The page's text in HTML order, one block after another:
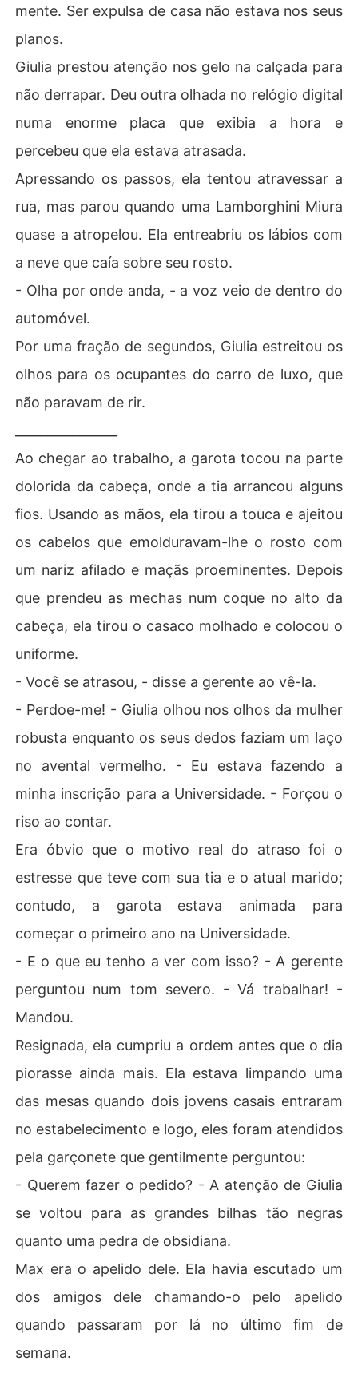
mente. Ser expulsa de casa não estava nos seus
planos.
Giulia prestou atenção nos gelo na calçada para
não derrapar. Deu outra olhada no relógio digital
numa enorme placa que exibia a hora e
percebeu que ela estava atrasada.
Apressando os passos, ela tentou atravessar a
rua, mas parou quando uma Lamborghini Miura
quase a atropelou. Ela entreabriu os lábios com
a neve que caía sobre seu rosto.
- Olha por onde anda, - a voz veio de dentro do
automóvel.
Por uma fração de segundos, Giulia estreitou os
olhos para os ocupantes do carro de luxo, que
não paravam de rir.
Ao chegar ao trabalho, a garota tocou na parte
dolorida da cabeça, onde a tia arrancou alguns
fios. Usando as mãos, ela tirou a touca e ajeitou
os cabelos que emolduravam-lhe o rosto com
um nariz afilado e maçãs proeminentes. Depois
que prendeu as mechas num coque no alto da
cabeça, ela tirou o casaco molhado e colocou o
uniforme.
- Você se atrasou, - disse a gerente ao vê-la.
- Perdoe-me! - Giulia olhou nos olhos da mulher
robusta enquanto os seus dedos faziam um laço
no avental vermelho. - Eu estava fazendo a
minha inscrição para a Universidade. - Forçou o
riso ao contar.
Era óbvio que o motivo real do atraso foi o
estresse que teve com sua tia e o atual marido;
contudo, a garota estava animada para
começar o primeiro ano na Universidade.
- E o que eu tenho a ver com isso? - A gerente
perguntou num tom severo. - Vá trabalhar! -
Mandou.
Resignada, ela cumpriu a ordem antes que o dia
piorasse ainda mais. Ela estava limpando uma
das mesas quando dois jovens casais entraram
no estabelecimento e logo, eles foram atendidos
pela garçonete que gentilmente perguntou:
- Querem fazer o pedido? - A atenção de Giulia
se voltou para as grandes bilhas tão negras
quanto uma pedra de obsidiana.
Max era o apelido dele. Ela havia escutado um
dos amigos dele chamando-o pelo apelido
quando passaram por lá no último fim de
semana.